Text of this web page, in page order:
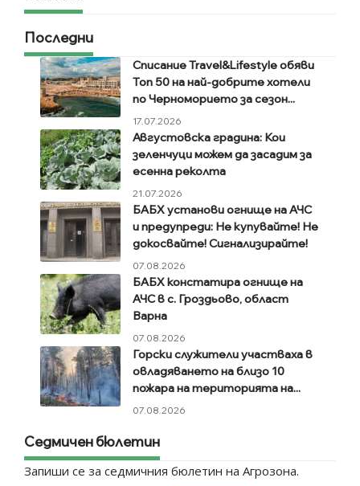
Последни
Списание Travel&Lifestyle обяви
Топ 50 на най-добрите хотели
по Черноморието за сезон...
17.07.2026
Августовска градина: Кои
зеленчуци можем да засадим за
есенна реколта
21.07.2026
БАБХ установи огнище на АЧС
и предупреди: Не купувайте! Не
докосвайте! Сигнализирайте!
07.08.2026
БАБХ констатира огнище на
АЧС в с. Гроздьово, област
Варна
07.08.2026
Горски служители участваха в
овладяването на близо 10
пожара на територията на...
07.08.2026
Седмичен бюлетин
Запиши се за седмичния бюлетин на Агрозона.